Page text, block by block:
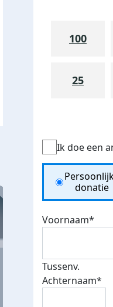
100
25
Ik doe een
Donation
donatie
Voornaam*
Tussenv.
Achternaam*